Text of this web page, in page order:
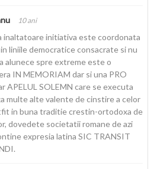
10 ani
inaltatoare initiativa este coordonata
liniile democratice consacrate si nu
alunece spre extreme este o
IN MEMORIAM dar si una PRO
APELUL SOLEMN care se executa
multe alte valente de cinstire a celor
in buna traditie crestin-ortodoxa de
dovedete societatii romane de azi
expresia latina SIC TRANSIT